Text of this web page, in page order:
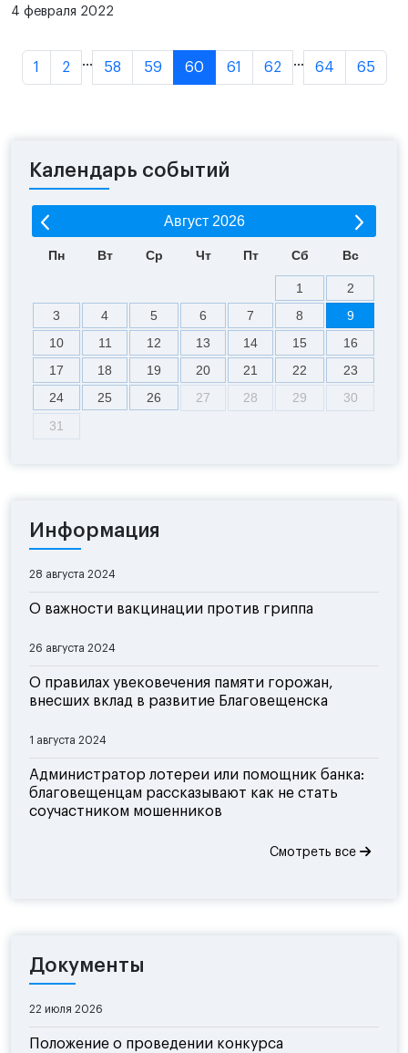
4 февраля 2022
1 2 ... 58 59 60 61 62 ... 64 65
Календарь событий
Август 2026
Пн Вт Ср Чт Пт Сб Вс
1
2
3
4 5 6 7 8
9
10
11 12 13 14 15
16
17
18 19 20 21 22
23
24
25 26 27 28 29
30
31
Информация
28 августа 2024
О важности вакцинации против гриппа
26 августа 2024
О правилах увековечения памяти горожан,
внесших вклад в развитие Благовещенска
1 августа 2024
Администратор лотереи или помощник банка:
благовещенцам рассказывают как не стать
соучастником мошенников
Смотреть все
Документы
22 июля 2026
Положение о проведении конкурса